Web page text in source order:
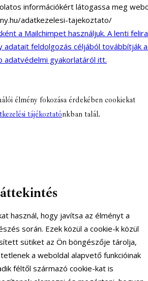
információkért látogassa meg
adatkezelesi-tajekoztato/
a Mailchimpet használjuk. A lenti
adatait feldolgozás céljából továbbítják
adatvédelmi gyakorlatáról itt.
élmény fokozása érdekében cookiekat
tájékoztatónkban talál.
használ, hogy javítsa az élményt a
során. Ezek közül a cookie-k közül
sütiket az Ön böngészője tárolja,
a weboldal alapvető funkcióinak
féltől származó cookie-kat is